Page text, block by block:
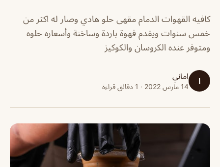
كافيه القهوات الدمام مقهى حلو هادي وصار له اكثر من
خمس سنوات ويقدم قهوة باردة وساخنة وأسعاره حلوه
ومتوفر عنده الكروسان والكوكيز
ا اماني
14 مارس 2022 · 1 دقائق قراءة